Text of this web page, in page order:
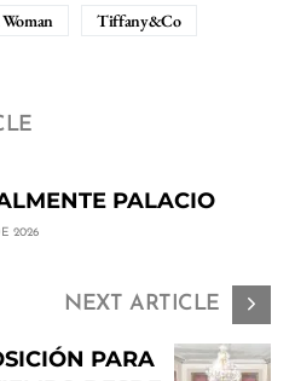
Tiffany&Co
PALACIO
2026
NEXT ARTICLE
PARA